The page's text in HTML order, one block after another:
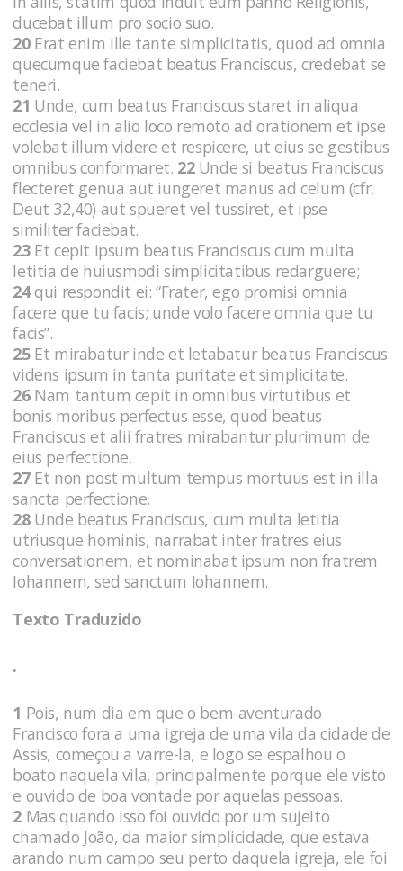
ducebat illum pro socio suo.
20Erat enim ille tante simplicitatis, quod ad omnia
quecumque faciebat beatus Franciscus, credebat se
teneri.
21 Unde, cum beatus Franciscus staret in aliqua
ecclesia vel in alio loco remoto ad orationem et ipse
volebat illum videre et respicere, ut eius se gestibus
omnibus conformaret. 22Unde si beatus Franciscus
flecteret genua aut iungeret manus ad celum (cfr.
Deut 32,40) aut spueret vel tussiret, et ipse
similiter faciebat.
23Et cepit ipsum beatus Franciscus cum multa
letitia de huiusmodi simplicitatibus redarguere;
24qui respondit ei: “Frater, ego promisi omnia
facere que tu facis; unde volo facere omnia que tu
facis”.
25Et mirabatur inde et letabatur beatus Franciscus
videns ipsum in tanta puritate et simplicitate.
26Nam tantum cepit in omnibus virtutibus et
bonis moribus perfectus esse, quod beatus
Franciscus et alii fratres mirabantur plurimum de
eius perfectione.
27Et non post multum tempus mortuus est in illa
sancta perfectione.
28Unde beatus Franciscus, cum multa letitia
utriusque hominis, narrabat inter fratres eius
conversationem, et nominabat ipsum non fratrem
Iohannem, sed sanctum Iohannem.
Texto Traduzido
.
1 Pois, num dia em que o bem-aventurado
Francisco fora a uma igreja de uma vila da cidade de
Assis, começou a varre-la, e logo se espalhou o
boato naquela vila, principalmente porque ele visto
e ouvido de boa vontade por aquelas pessoas.
2 Mas quando isso foi ouvido por um sujeito
chamado João, da maior simplicidade, que estava
arando num campo seu perto daquela igreja, ele foi